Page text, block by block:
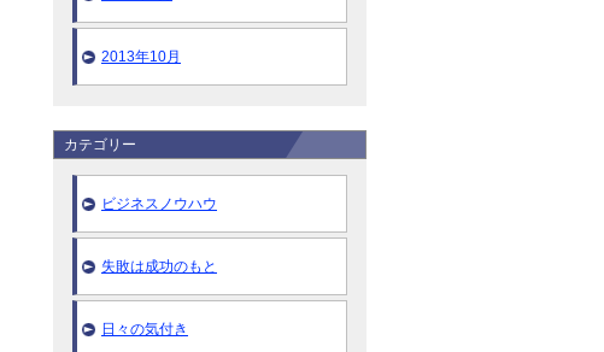
2013年10月
カテゴリー
ビジネスノウハウ
失敗は成功のもと
日々の気付き